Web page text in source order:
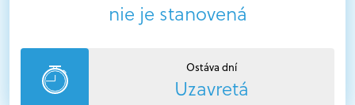
nie je stanovená
Ostáva dní
Uzavretá